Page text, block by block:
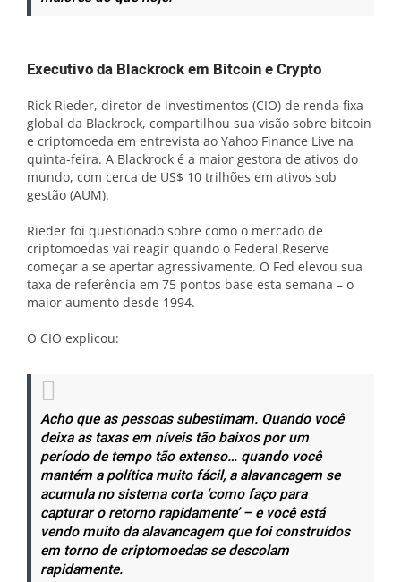
Executivo da Blackrock em Bitcoin e Crypto
Rick Rieder, diretor de investimentos (CIO) de renda fixa
global da Blackrock, compartilhou sua visão sobre bitcoin
e criptomoeda em entrevista ao Yahoo Finance Live na
quinta-feira. A Blackrock é a maior gestora de ativos do
mundo, com cerca de US$ 10 trilhões em ativos sob
gestão (AUM).
Rieder foi questionado sobre como o mercado de
criptomoedas vai reagir quando o Federal Reserve
começar a se apertar agressivamente. O Fed elevou sua
taxa de referência em 75 pontos base esta semana – o
maior aumento desde 1994.
O CIO explicou:
Acho que as pessoas subestimam. Quando você
deixa as taxas em níveis tão baixos por um
período de tempo tão extenso… quando você
mantém a política muito fácil, a alavancagem se
acumula no sistema corta ‘como faço para
capturar o retorno rapidamente’ – e você está
vendo muito da alavancagem que foi construídos
em torno de criptomoedas se descolam
rapidamente.